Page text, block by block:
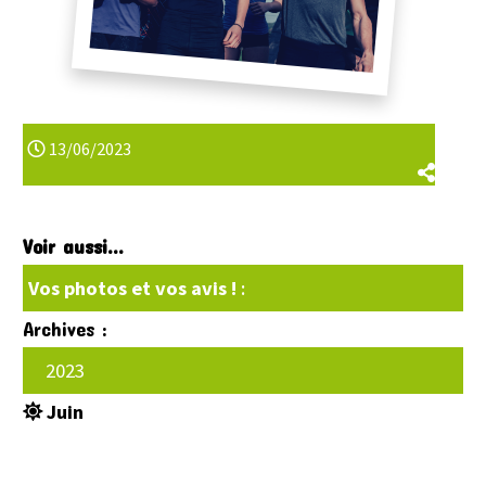
13/06/2023
Voir aussi...
Vos photos et vos avis ! :
Archives :
2023
Juin